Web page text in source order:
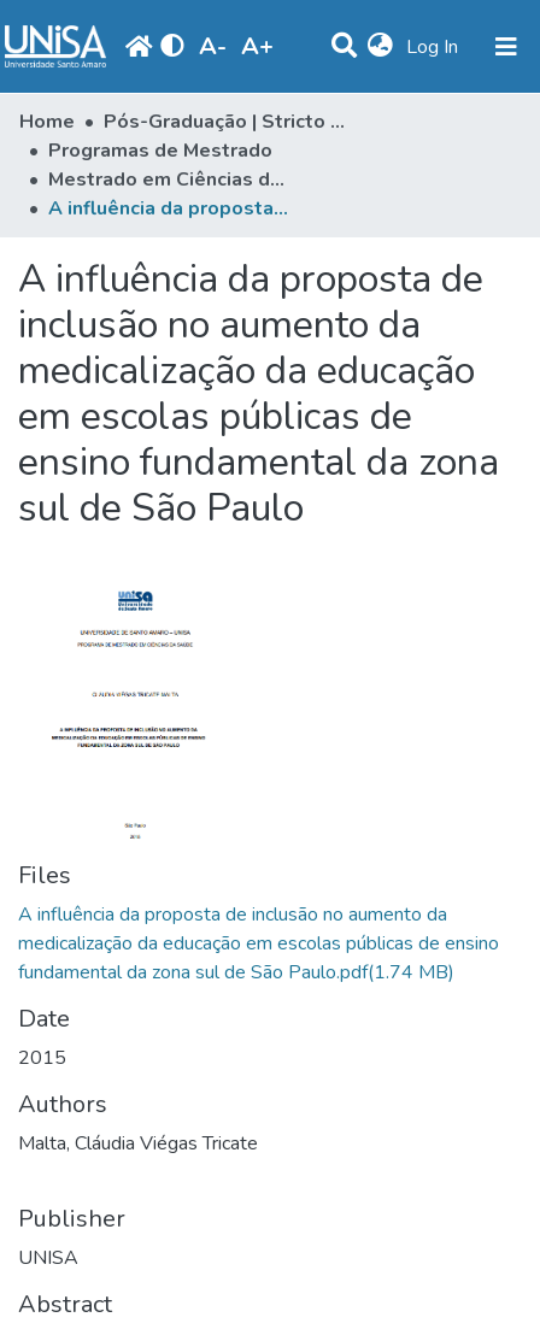
A- A+ Log In (current)
Communities & Collections
Statistics
Browse
Produção Docente
Library
Periodicals
Home
Pós-Graduação | Stricto Sensu
Programas de Mestrado
Mestrado em Ciências da Saúde
A influência da proposta de inclusão no aumento da medicalização da educação em escolas públicas de ensino fundamental da zona sul de São Paulo
A influência da proposta de
inclusão no aumento da
medicalização da educação
em escolas públicas de
ensino fundamental da zona
sul de São Paulo
Files
A influência da proposta de inclusão no aumento da
medicalização da educação em escolas públicas de ensino
fundamental da zona sul de São Paulo.pdf(1.74 MB)
Date
2015
Authors
Malta, Cláudia Viégas Tricate
Publisher
UNISA
Abstract